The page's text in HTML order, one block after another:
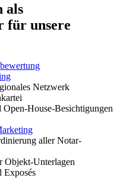
als
für unsere
Netzwerk
House-Besichtigungen
aller Notar-
Objekt-Unterlagen
Exposés